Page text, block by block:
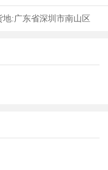
地:广东省深圳市南山区